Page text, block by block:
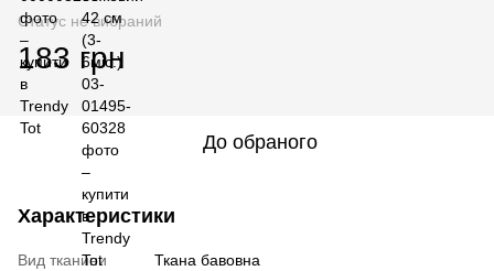
Статус не вибраний
183 грн
До обраного
Характеристики
Вид тканини
Ткана бавовна